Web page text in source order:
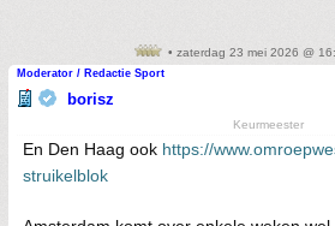
• zaterdag 23 mei 2026 @
Moderator / Redactie Sport
borisz
Keurmeester
En Den Haag ook https://
struikelblok